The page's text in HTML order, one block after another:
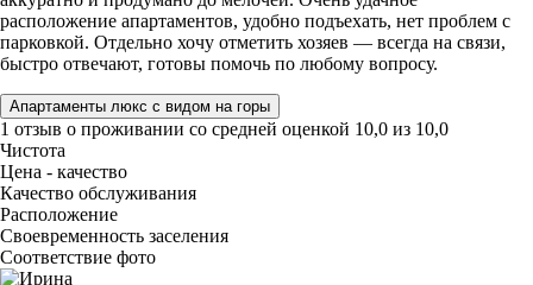
расположение апартаментов, удобно подъехать, нет проблем с
парковкой. Отдельно хочу отметить хозяев — всегда на связи,
быстро отвечают, готовы помочь по любому вопросу.
Апартаменты люкс с видом на горы
1 отзыв о проживании со средней оценкой 10,0 из 10,0
Чистота
Цена - качество
Качество обслуживания
Расположение
Своевременность заселения
Соответствие фото